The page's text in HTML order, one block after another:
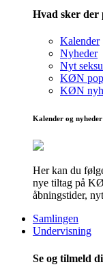
Hvad sker
Kalender
Nyheder
Nyt
KØN
KØN
Kalender og nyheder
Her kan du
nye tiltag på
åbningstider,
Samlingen
Undervisning
Se og tilmeld